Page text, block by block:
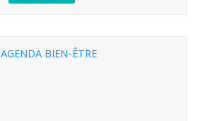
AGENDA BIEN-ÊTRE